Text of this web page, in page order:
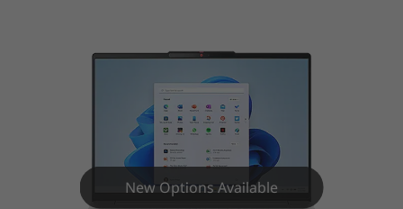
New Options Available